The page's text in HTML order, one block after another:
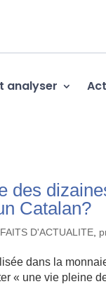
analyser
des
Catalan?
FAITS D'ACTUALITE
dans la
« une vie pleine